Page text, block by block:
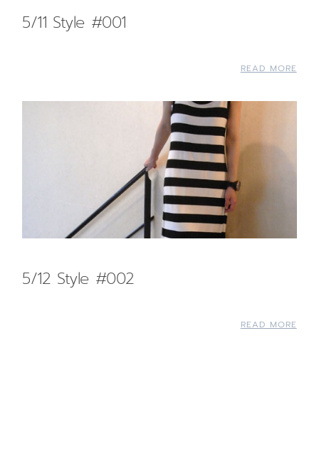
5/11 Style #001
READ MORE
5/12 Style #002
READ MORE